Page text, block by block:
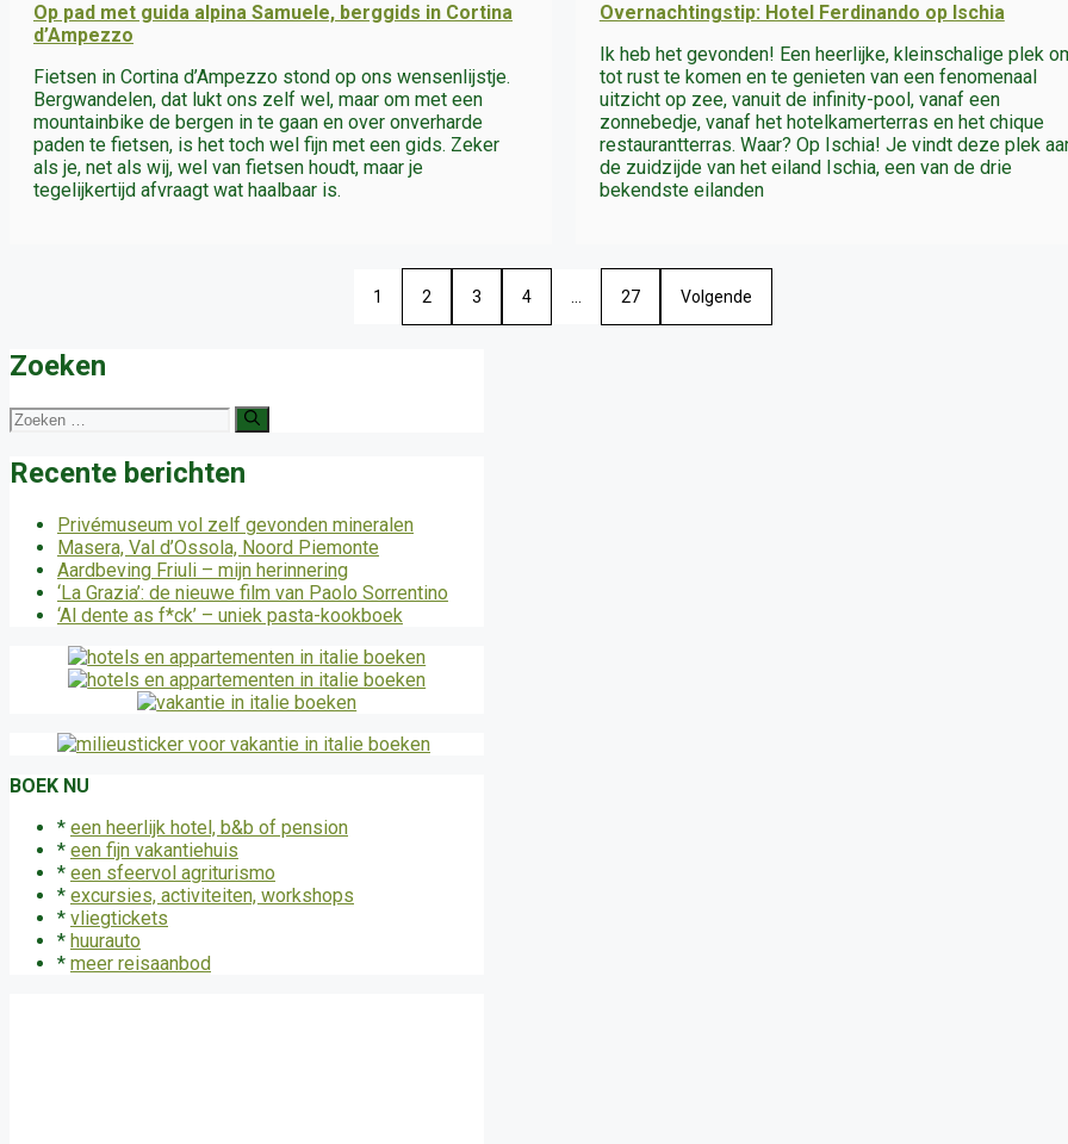
Op pad met guida alpina Samuele, berggids in Cortina
d’Ampezzo
Fietsen in Cortina d’Ampezzo stond op ons wensenlijstje.
Bergwandelen, dat lukt ons zelf wel, maar om met een
mountainbike de bergen in te gaan en over onverharde
paden te fietsen, is het toch wel fijn met een gids. Zeker
als je, net als wij, wel van fietsen houdt, maar je
tegelijkertijd afvraagt wat haalbaar is.
Overnachtingstip: Hotel Ferdinando op Ischia
Ik heb het gevonden! Een heerlijke, kleinschalige plek
tot rust te komen en te genieten van een fenomenaal
uitzicht op zee, vanuit de infinity-pool, vanaf een
zonnebedje, vanaf het hotelkamerterras en het chique
restaurantterras. Waar? Op Ischia! Je vindt deze plek
de zuidzijde van het eiland Ischia, een van de drie
bekendste eilanden
1 2 3 4 27 Volgende
Zoeken
Zoek
naar:
Recente berichten
Privémuseum vol zelf gevonden mineralen
Masera, Val d’Ossola, Noord Piemonte
Aardbeving Friuli – mijn herinnering
‘La Grazia’: de nieuwe film van Paolo Sorrentino
‘Al dente as f*ck’ – uniek pasta-kookboek
BOEK NU
* een heerlijk hotel, b&b of pension
* een fijn vakantiehuis
* een sfeervol agriturismo
* excursies, activiteiten, workshops
* vliegtickets
* huurauto
* meer reisaanbod